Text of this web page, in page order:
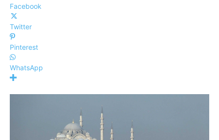
Facebook
Twitter
Pinterest
WhatsApp